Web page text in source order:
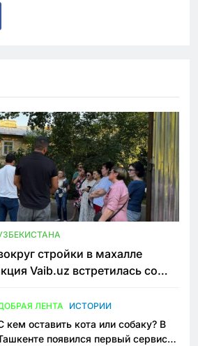
стройки в махалле
Vaib.uz встретилась со
ЛЕНТА ИСТОРИИ
кем оставить кота или собаку? В
появился первый сервис